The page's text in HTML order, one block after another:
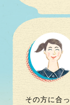
その方に合